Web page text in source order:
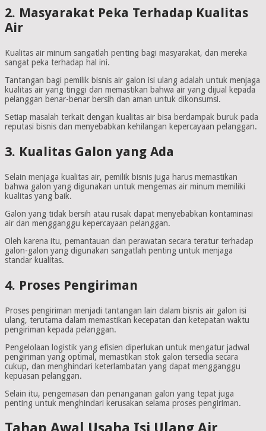
2. Masyarakat Peka Terhadap Kualitas
Air
Kualitas air minum sangatlah penting bagi masyarakat, dan mereka
sangat peka terhadap hal ini.
Tantangan bagi pemilik bisnis air galon isi ulang adalah untuk menjaga
kualitas air yang tinggi dan memastikan bahwa air yang dijual kepada
pelanggan benar-benar bersih dan aman untuk dikonsumsi.
Setiap masalah terkait dengan kualitas air bisa berdampak buruk pada
reputasi bisnis dan menyebabkan kehilangan kepercayaan pelanggan.
3. Kualitas Galon yang Ada
Selain menjaga kualitas air, pemilik bisnis juga harus memastikan
bahwa galon yang digunakan untuk mengemas air minum memiliki
kualitas yang baik.
Galon yang tidak bersih atau rusak dapat menyebabkan kontaminasi
air dan mengganggu kepercayaan pelanggan.
Oleh karena itu, pemantauan dan perawatan secara teratur terhadap
galon-galon yang digunakan sangatlah penting untuk menjaga
standar kualitas.
4. Proses Pengiriman
Proses pengiriman menjadi tantangan lain dalam bisnis air galon isi
ulang, terutama dalam memastikan kecepatan dan ketepatan waktu
pengiriman kepada pelanggan.
Pengelolaan logistik yang efisien diperlukan untuk mengatur jadwal
pengiriman yang optimal, memastikan stok galon tersedia secara
cukup, dan menghindari keterlambatan yang dapat mengganggu
kepuasan pelanggan.
Selain itu, pengemasan dan penanganan galon yang tepat juga
penting untuk menghindari kerusakan selama proses pengiriman.